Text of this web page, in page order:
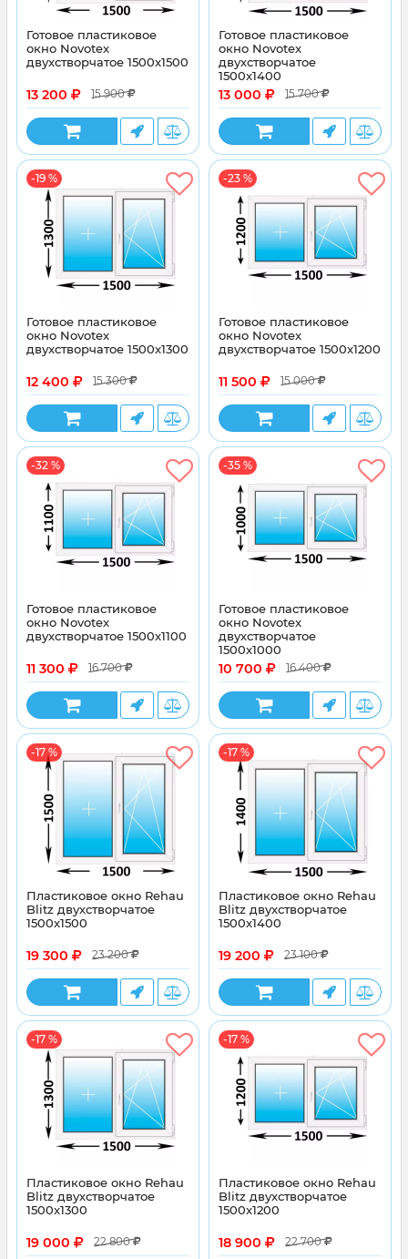
Готовое пластиковое
окно Novotex
двухстворчатое 1500x1500
13 200 15 900
Готовое пластиковое
окно Novotex
двухстворчатое
1500x1400
13 000 15 700
-19 %
Готовое пластиковое
окно Novotex
двухстворчатое 1500x1300
12 400 15 300
-23 %
Готовое пластиковое
окно Novotex
двухстворчатое 1500x1200
11 500 15 000
-32 %
Готовое пластиковое
окно Novotex
двухстворчатое 1500x1100
11 300 16 700
-35 %
Готовое пластиковое
окно Novotex
двухстворчатое
1500x1000
10 700 16 400
-17 %
Пластиковое окно Rehau
Blitz двухстворчатое
1500x1500
19 300 23 200
-17 %
Пластиковое окно Rehau
Blitz двухстворчатое
1500x1400
19 200 23 100
-17 %
Пластиковое окно Rehau
Blitz двухстворчатое
1500x1300
19 000 22 800
-17 %
Пластиковое окно Rehau
Blitz двухстворчатое
1500x1200
18 900 22 700